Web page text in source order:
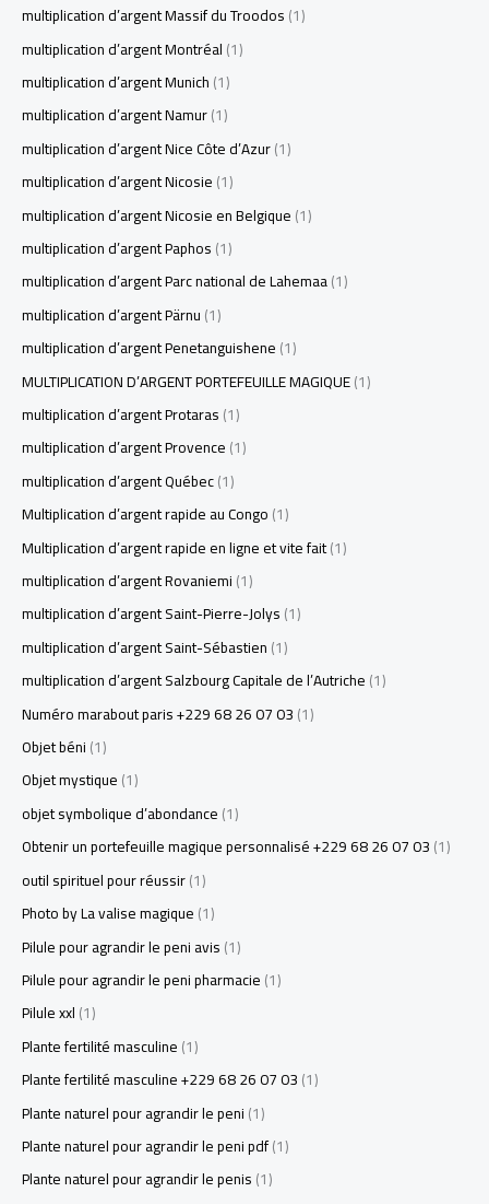
multiplication d’argent Massif du Troodos(1)
multiplication d’argent Montréal(1)
multiplication d’argent Munich(1)
multiplication d’argent Namur(1)
multiplication d’argent Nice Côte d’Azur(1)
multiplication d’argent Nicosie(1)
multiplication d’argent Nicosie en Belgique(1)
multiplication d’argent Paphos(1)
multiplication d’argent Parc national de Lahemaa(1)
multiplication d’argent Pärnu(1)
multiplication d’argent Penetanguishene(1)
MULTIPLICATION D’ARGENT PORTEFEUILLE MAGIQUE(1)
multiplication d’argent Protaras(1)
multiplication d’argent Provence(1)
multiplication d’argent Québec(1)
Multiplication d’argent rapide au Congo(1)
Multiplication d’argent rapide en ligne et vite fait(1)
multiplication d’argent Rovaniemi(1)
multiplication d’argent Saint-Pierre-Jolys(1)
multiplication d’argent Saint-Sébastien(1)
multiplication d’argent Salzbourg Capitale de l’Autriche(1)
Numéro marabout paris +229 68 26 07 03(1)
Objet béni(1)
Objet mystique(1)
objet symbolique d’abondance(1)
Obtenir un portefeuille magique personnalisé +229 68 26 07 03(1)
outil spirituel pour réussir(1)
Photo by La valise magique(1)
Pilule pour agrandir le peni avis(1)
Pilule pour agrandir le peni pharmacie(1)
Pilule xxl(1)
Plante fertilité masculine(1)
Plante fertilité masculine +229 68 26 07 03(1)
Plante naturel pour agrandir le peni(1)
Plante naturel pour agrandir le peni pdf(1)
Plante naturel pour agrandir le penis(1)